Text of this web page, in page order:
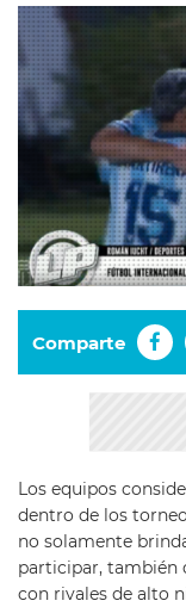
Comparte
Los equipos
dentro de los
no solamente
participar, también
con rivales de alto